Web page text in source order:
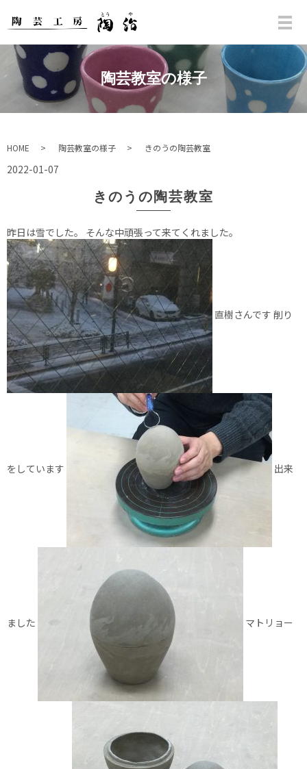
陶芸教室の様子
HOME 陶芸教室の様子 きのうの陶芸教室
2022-01-07
きのうの陶芸教室
昨日は雪でした。 そんな中頑張って来てくれました。
直樹さんです 削り
をしています 出来
ました マトリョー